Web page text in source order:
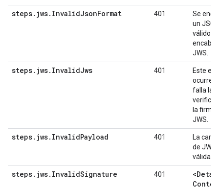
steps. jws. InvalidJsonFormat 401
Se
un
válido
JWS.
steps. jws. InvalidJws 401
Este
ocurre
falla la
la firma
JWS.
steps. jws. InvalidPayload 401
La
de JWS
válida.
steps. jws. InvalidSignature 401